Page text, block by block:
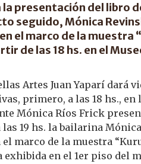
la presentación del libro
seguido, Mónica
el marco de la muestra
de las 18 hs. en el
Artes Juan Yaparí dará
primero, a las 18 hs.,
Mónica Ríos Frick
las 19 hs. la bailarina
el marco de la muestra
exhibida en el 1er piso del